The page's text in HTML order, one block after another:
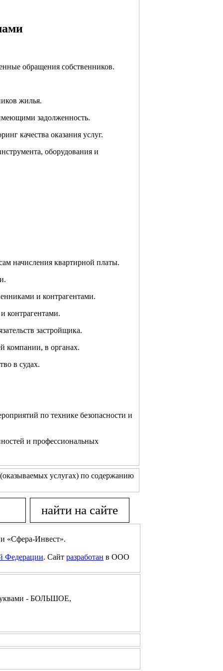
обращения собственников.
жилья.
задолженность.
качества оказания услуг.
оборудования и
начисления квартирной платы.
и контрагентами.
контрагентами.
застройщика.
компании, в органах.
в судах.
по технике безопасности и
и профессиональных
услугах) по содержанию
«Сфера-Инвест».
Федерации. Сайт разработан в ООО
- БОЛЬШОЕ,